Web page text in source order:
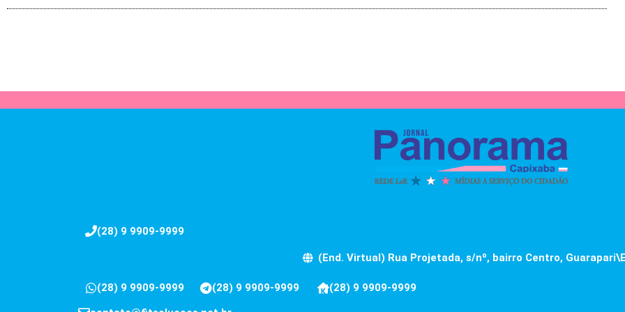
(28) 9 9909-9999
(End. Virtual) Rua Projetada, s/nº, bairro Centro,
(28) 9 9909-9999 (28) 9 9909-9999
(28) 9 9909-9999